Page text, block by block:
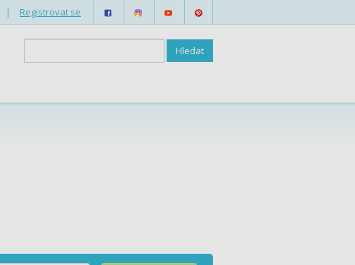
| Registrovat se